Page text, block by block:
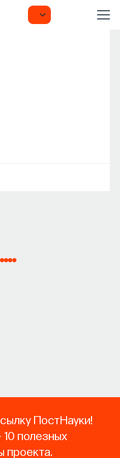
ПостНауки!
полезных
проекта.